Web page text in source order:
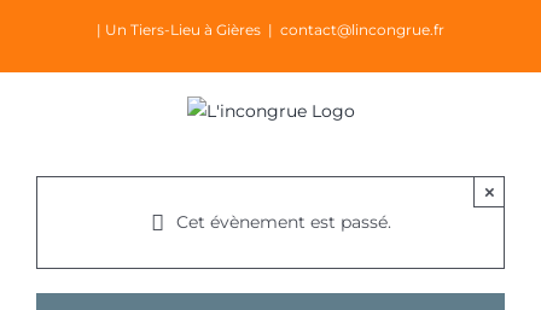
contenu
| Un Tiers-Lieu à Gières | contact@lincongrue.fr
Cet évènement est passé.
×